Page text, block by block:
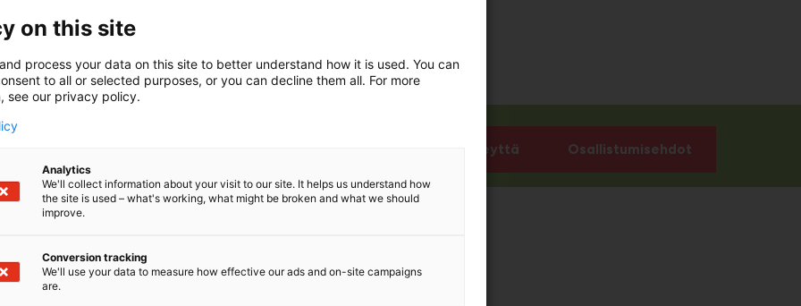
Ota yhteyttä Osallistumisehdot
on this site
process your data on this site to better understand how it is used. You can
to all or selected purposes, or you can decline them all. For more
see our privacy policy.
Analytics
We'll collect information about your visit to our site. It helps us understand how
the site is used – what's working, what might be broken and what we should
improve.
Conversion tracking
We'll use your data to measure how effective our ads and on-site campaigns
are.